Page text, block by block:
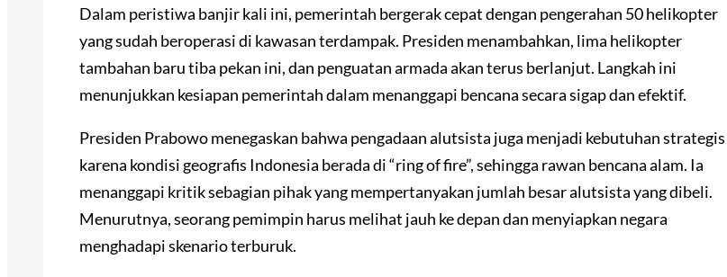
Dalam peristiwa banjir kali ini, pemerintah bergerak cepat dengan pengerahan 50 helikopter
yang sudah beroperasi di kawasan terdampak. Presiden menambahkan, lima helikopter
tambahan baru tiba pekan ini, dan penguatan armada akan terus berlanjut. Langkah ini
menunjukkan kesiapan pemerintah dalam menanggapi bencana secara sigap dan efektif.
Presiden Prabowo menegaskan bahwa pengadaan alutsista juga menjadi kebutuhan strategis
karena kondisi geografis Indonesia berada di “ring of fire”, sehingga rawan bencana alam. Ia
menanggapi kritik sebagian pihak yang mempertanyakan jumlah besar alutsista yang dibeli.
Menurutnya, seorang pemimpin harus melihat jauh ke depan dan menyiapkan negara
menghadapi skenario terburuk.